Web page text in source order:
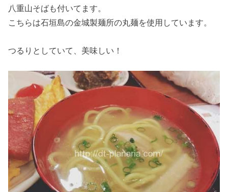
八重山そばも付いてます。
こちらは石垣島の金城製麺所の丸麺を使用しています。
つるりとしていて、美味しい！